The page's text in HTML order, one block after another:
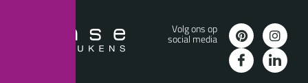
Volg ons op
social media